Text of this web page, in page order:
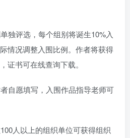
独评选，每个组别将诞生10%入
情况调整入围比例。作者将获得
证书可在线查询下载。
自愿填写，入围作品指导老师可
人以上的组织单位可获得组织